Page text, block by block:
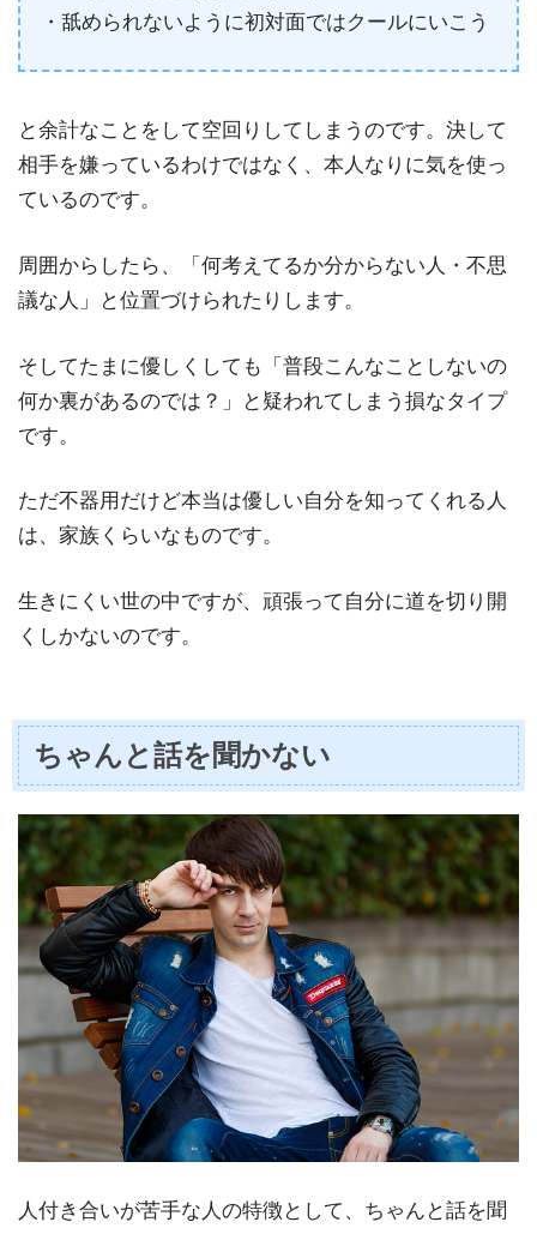
・舐められないように初対面ではクールにいこう
と余計なことをして空回りしてしまうのです。決して
相手を嫌っているわけではなく、本人なりに気を使っ
ているのです。
周囲からしたら、「何考えてるか分からない人・不思
議な人」と位置づけられたりします。
そしてたまに優しくしても「普段こんなことしないの
何か裏があるのでは？」と疑われてしまう損なタイプ
です。
ただ不器用だけど本当は優しい自分を知ってくれる人
は、家族くらいなものです。
生きにくい世の中ですが、頑張って自分に道を切り開
くしかないのです。
ちゃんと話を聞かない
人付き合いが苦手な人の特徴として、ちゃんと話を聞